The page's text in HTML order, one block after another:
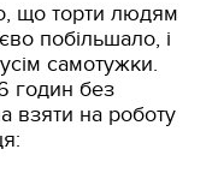
що торти людям
побільшало, і
самотужки.
годин без
взяти на роботу